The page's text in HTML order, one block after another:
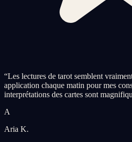
“Les lectures de tarot semblent
application chaque matin pour mes
interprétations des cartes sont
A
Aria K.